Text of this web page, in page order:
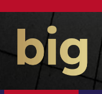
Inspirace pro